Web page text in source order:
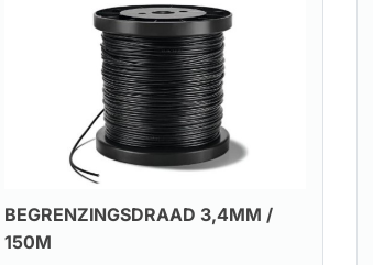
BEGRENZINGSDRAAD 3,4MM /
150M